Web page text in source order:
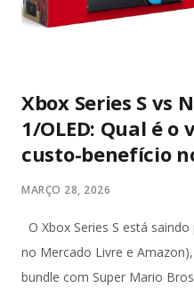
exercício da função. Diante
constitucional, a abertur...
Xbox Series S vs
1/OLED: Qual é
custo-benefício
MARÇO 28, 2026
O Xbox Series S está
no Mercado Livre e
bundle com Super Mario